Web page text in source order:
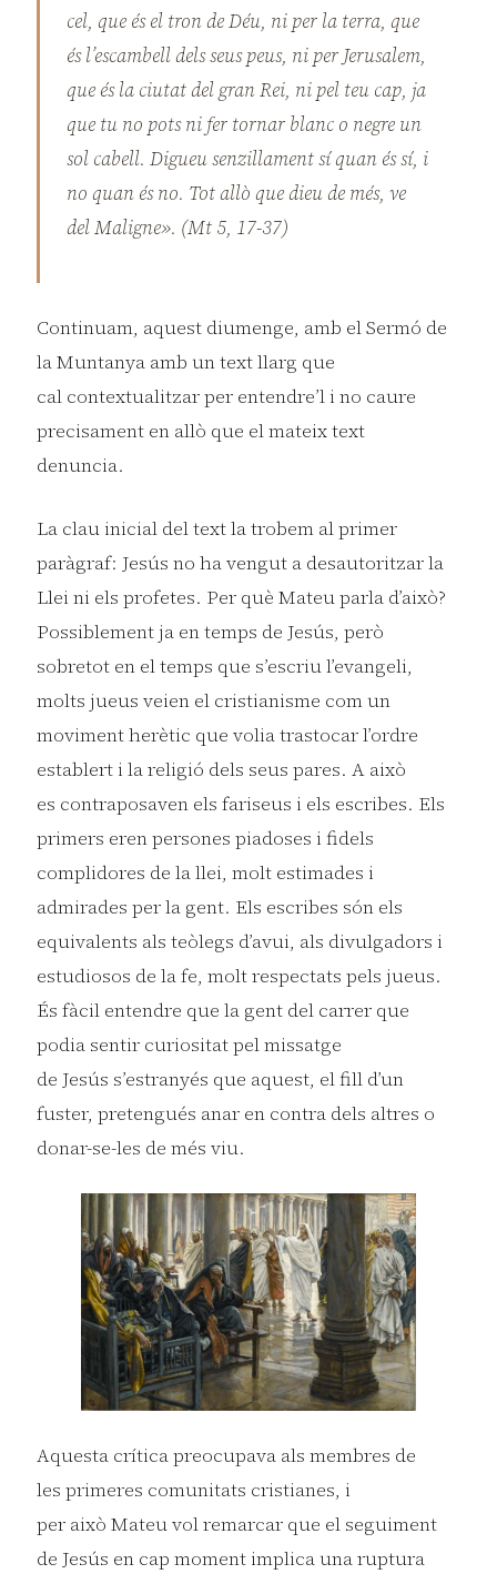
cel, que és el tron de Déu, ni per la terra, que
és l’escambell dels seus peus, ni per Jerusalem,
que és la ciutat del gran Rei, ni pel teu cap, ja
que tu no pots ni fer tornar blanc o negre un
sol cabell. Digueu senzillament sí quan és sí, i
no quan és no. Tot allò que dieu de més, ve
del Maligne». (Mt 5, 17-37)
Continuam, aquest diumenge, amb el Sermó de
la Muntanya amb un text llarg que
cal contextualitzar per entendre’l i no caure
precisament en allò que el mateix text
denuncia.
La clau inicial del text la trobem al primer
paràgraf: Jesús no ha vengut a desautoritzar la
Llei ni els profetes. Per què Mateu parla d’això?
Possiblement ja en temps de Jesús, però
sobretot en el temps que s’escriu l’evangeli,
molts jueus veien el cristianisme com un
moviment herètic que volia trastocar l’ordre
establert i la religió dels seus pares. A això
es contraposaven els fariseus i els escribes. Els
primers eren persones piadoses i fidels
complidores de la llei, molt estimades i
admirades per la gent. Els escribes són els
equivalents als teòlegs d’avui, als divulgadors i
estudiosos de la fe, molt respectats pels jueus.
És fàcil entendre que la gent del carrer que
podia sentir curiositat pel missatge
de Jesús s’estranyés que aquest, el fill d’un
fuster, pretengués anar en contra dels altres o
donar-se-les de més viu.
Aquesta crítica preocupava als membres de
les primeres comunitats cristianes, i
per això Mateu vol remarcar que el seguiment
de Jesús en cap moment implica una ruptura